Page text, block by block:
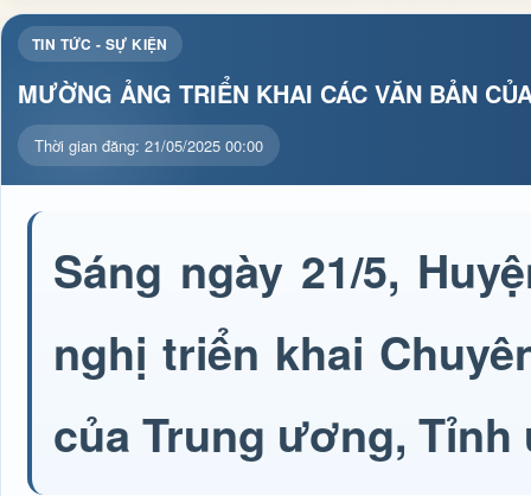
TIN TỨC - SỰ KIỆN
MƯỜNG ẢNG TRIỂN KHAI CÁC VĂN BẢN
Thời gian đăng: 21/05/2025 00:00
Sáng ngày 21/5,
nghị triển khai
của Trung ương, Tỉnh